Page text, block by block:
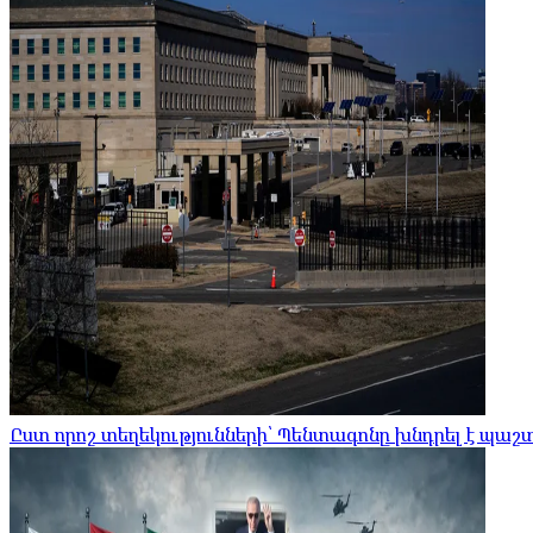
Ըստ որոշ տեղեկությունների՝ Պենտագոնը խնդրել է